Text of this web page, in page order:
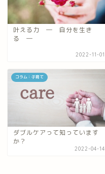
叶える力 ― 自分を生き
る ―
2022-11-01
コラム：子育て
ダブルケアって知っています
か？
2022-04-14